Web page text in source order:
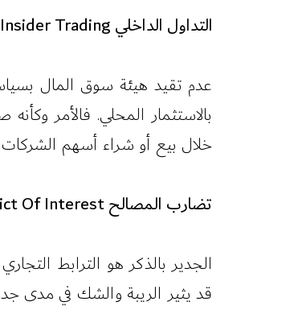
التداول الداخلي Insider Trading
عدم تقيد هيئة سوق المال
بالاستثمار المحلي. فالأمر
خلال بيع أو شراء أسهم
تضارب المصالح Conflict Of Interest
الجدير بالذكر هو الترابط
قد يثير الريبة والشك في مدى